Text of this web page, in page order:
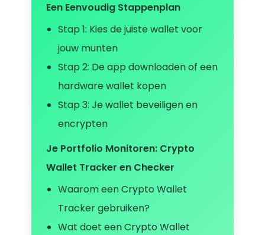
Een Eenvoudig Stappenplan
Stap 1: Kies de juiste wallet voor
jouw munten
Stap 2: De app downloaden of een
hardware wallet kopen
Stap 3: Je wallet beveiligen en
encrypten
Je Portfolio Monitoren: Crypto
Wallet Tracker en Checker
Waarom een Crypto Wallet
Tracker gebruiken?
Wat doet een Crypto Wallet